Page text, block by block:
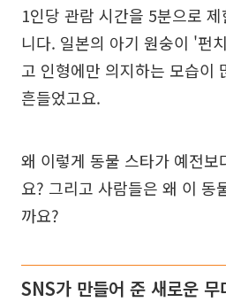
1인당 관람 시간을 5분으로
니다. 일본의 아기 원숭이 '펀
고 인형에만 의지하는 모습이
흔들었고요.
왜 이렇게 동물 스타가 예전
요? 그리고 사람들은 왜 이 동
까요?
SNS가 만들어 준 새로운 무